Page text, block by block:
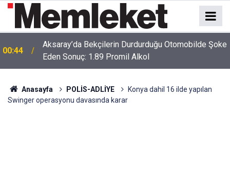
00:44
Aksaray’da Bekçilerin Durdurduğu Otomobilde Şoke
Eden Sonuç: 1.89 Promil Alkol
00:41 Polatlı-Haymana-Konya hattı bölünmüş yol oluyor
Anasayfa POLİS-ADLİYE
Konya dahil 16 ilde yapılan
Swinger operasyonu davasında karar